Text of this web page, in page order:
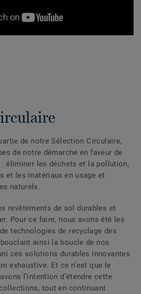
de notre Sélection Circulaire,
de notre démarche en faveur de
éliminer les déchets et la pollution,
et les matériaux en usage et
naturels.
revêtements de sol durables et
Pour ce faire, nous avons été les
technologies de recyclage des
ainsi la boucle de nos
ces solutions durables innovantes
exhaustive. Et ce n’est que le
l’intention d’étendre cette
tout en continuant